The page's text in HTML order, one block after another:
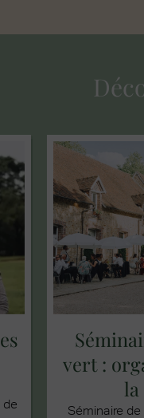
de
vert :
la
Séminaire